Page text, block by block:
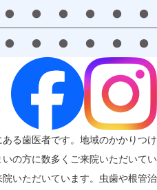
● ● ● ● ● ●
● ● ● ● ● ●
る歯医者です。地域のかかりつけ
の方に数多くご来院いただいてい
いただいています。虫歯や根管治